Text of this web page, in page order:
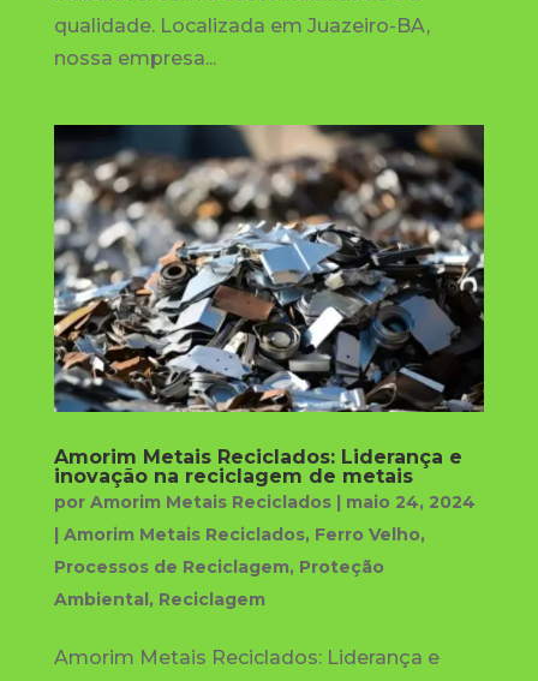
qualidade. Localizada em Juazeiro-BA,
nossa empresa...
Amorim Metais Reciclados: Liderança e
inovação na reciclagem de metais
por Amorim Metais Reciclados| maio 24, 2024
| Amorim Metais Reciclados, Ferro Velho,
Processos de Reciclagem, Proteção
Ambiental, Reciclagem
Amorim Metais Reciclados: Liderança e